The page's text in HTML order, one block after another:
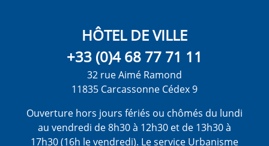
HÔTEL DE VILLE
+33 (0)4 68 77 71 11
32 rue Aimé Ramond
11835 Carcassonne Cédex 9
Ouverture hors jours fériés ou chômés du lundi
au vendredi de 8h30 à 12h30 et de 13h30 à
17h30 (16h le vendredi). Le service Urbanisme